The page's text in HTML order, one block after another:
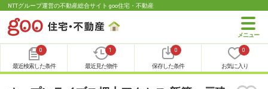
NTTグループ運営の不動産総合サイト goo住宅・不動産
0
最近検索した条件
1
最近見た物件
0
保存した条件
0
お気に入り